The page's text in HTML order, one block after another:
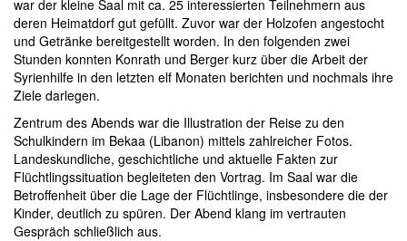
war der kleine Saal mit ca. 25 interessierten Teilnehmern aus
deren Heimatdorf gut gefüllt. Zuvor war der Holzofen angestocht
und Getränke bereitgestellt worden. In den folgenden zwei
Stunden konnten Konrath und Berger kurz über die Arbeit der
Syrienhilfe in den letzten elf Monaten berichten und nochmals ihre
Ziele darlegen.
Zentrum des Abends war die Illustration der Reise zu den
Schulkindern im Bekaa (Libanon) mittels zahlreicher Fotos.
Landeskundliche, geschichtliche und aktuelle Fakten zur
Flüchtlingssituation begleiteten den Vortrag. Im Saal war die
Betroffenheit über die Lage der Flüchtlinge, insbesondere die der
Kinder, deutlich zu spüren. Der Abend klang im vertrauten
Gespräch schließlich aus.